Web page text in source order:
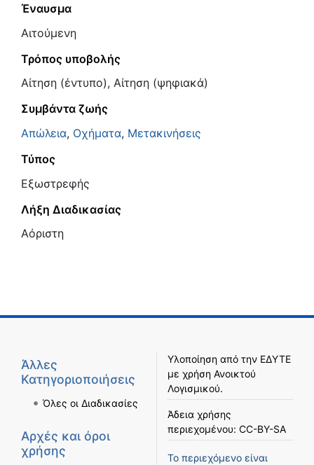
Έναυσμα
Αιτούμενη
Τρόπος υποβολής
Αίτηση (έντυπο), Αίτηση (ψηφιακά)
Συμβάντα ζωής
Απώλεια, Οχήματα, Μετακινήσεις
Τύπος
Εξωστρεφής
Λήξη Διαδικασίας
Αόριστη
Άλλες
Κατηγοριοποιήσεις
Όλες οι Διαδικασίες
Αρχές και όροι
χρήσης
Υλοποίηση από την ΕΔΥΤΕ
με χρήση Ανοικτού
Λογισμικού.
Άδεια χρήσης
περιεχομένου: CC-BY-SA
Το περιεχόμενο είναι